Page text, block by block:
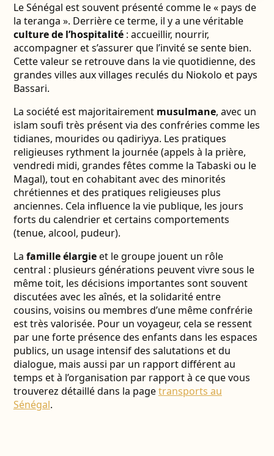
Le Sénégal est souvent présenté comme le « pays de
la teranga ». Derrière ce terme, il y a une véritable
culture de l’hospitalité: accueillir, nourrir,
accompagner et s’assurer que l’invité se sente bien.
Cette valeur se retrouve dans la vie quotidienne, des
grandes villes aux villages reculés du Niokolo et pays
Bassari.
La société est majoritairement musulmane, avec un
islam soufi très présent via des confréries comme les
tidianes, mourides ou qadiriyya. Les pratiques
religieuses rythment la journée (appels à la prière,
vendredi midi, grandes fêtes comme la Tabaski ou le
Magal), tout en cohabitant avec des minorités
chrétiennes et des pratiques religieuses plus
anciennes. Cela influence la vie publique, les jours
forts du calendrier et certains comportements
(tenue, alcool, pudeur).
La famille élargieet le groupe jouent un rôle
central : plusieurs générations peuvent vivre sous le
même toit, les décisions importantes sont souvent
discutées avec les aînés, et la solidarité entre
cousins, voisins ou membres d’une même confrérie
est très valorisée. Pour un voyageur, cela se ressent
par une forte présence des enfants dans les espaces
publics, un usage intensif des salutations et du
dialogue, mais aussi par un rapport différent au
temps et à l’organisation par rapport à ce que vous
trouverez détaillé dans la pagetransports au
Sénégal.